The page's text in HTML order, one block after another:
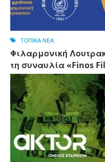
ΤΟΠΙΚΑ ΝΕΑ
Φιλαρμονική
τη συναυλία «Finos